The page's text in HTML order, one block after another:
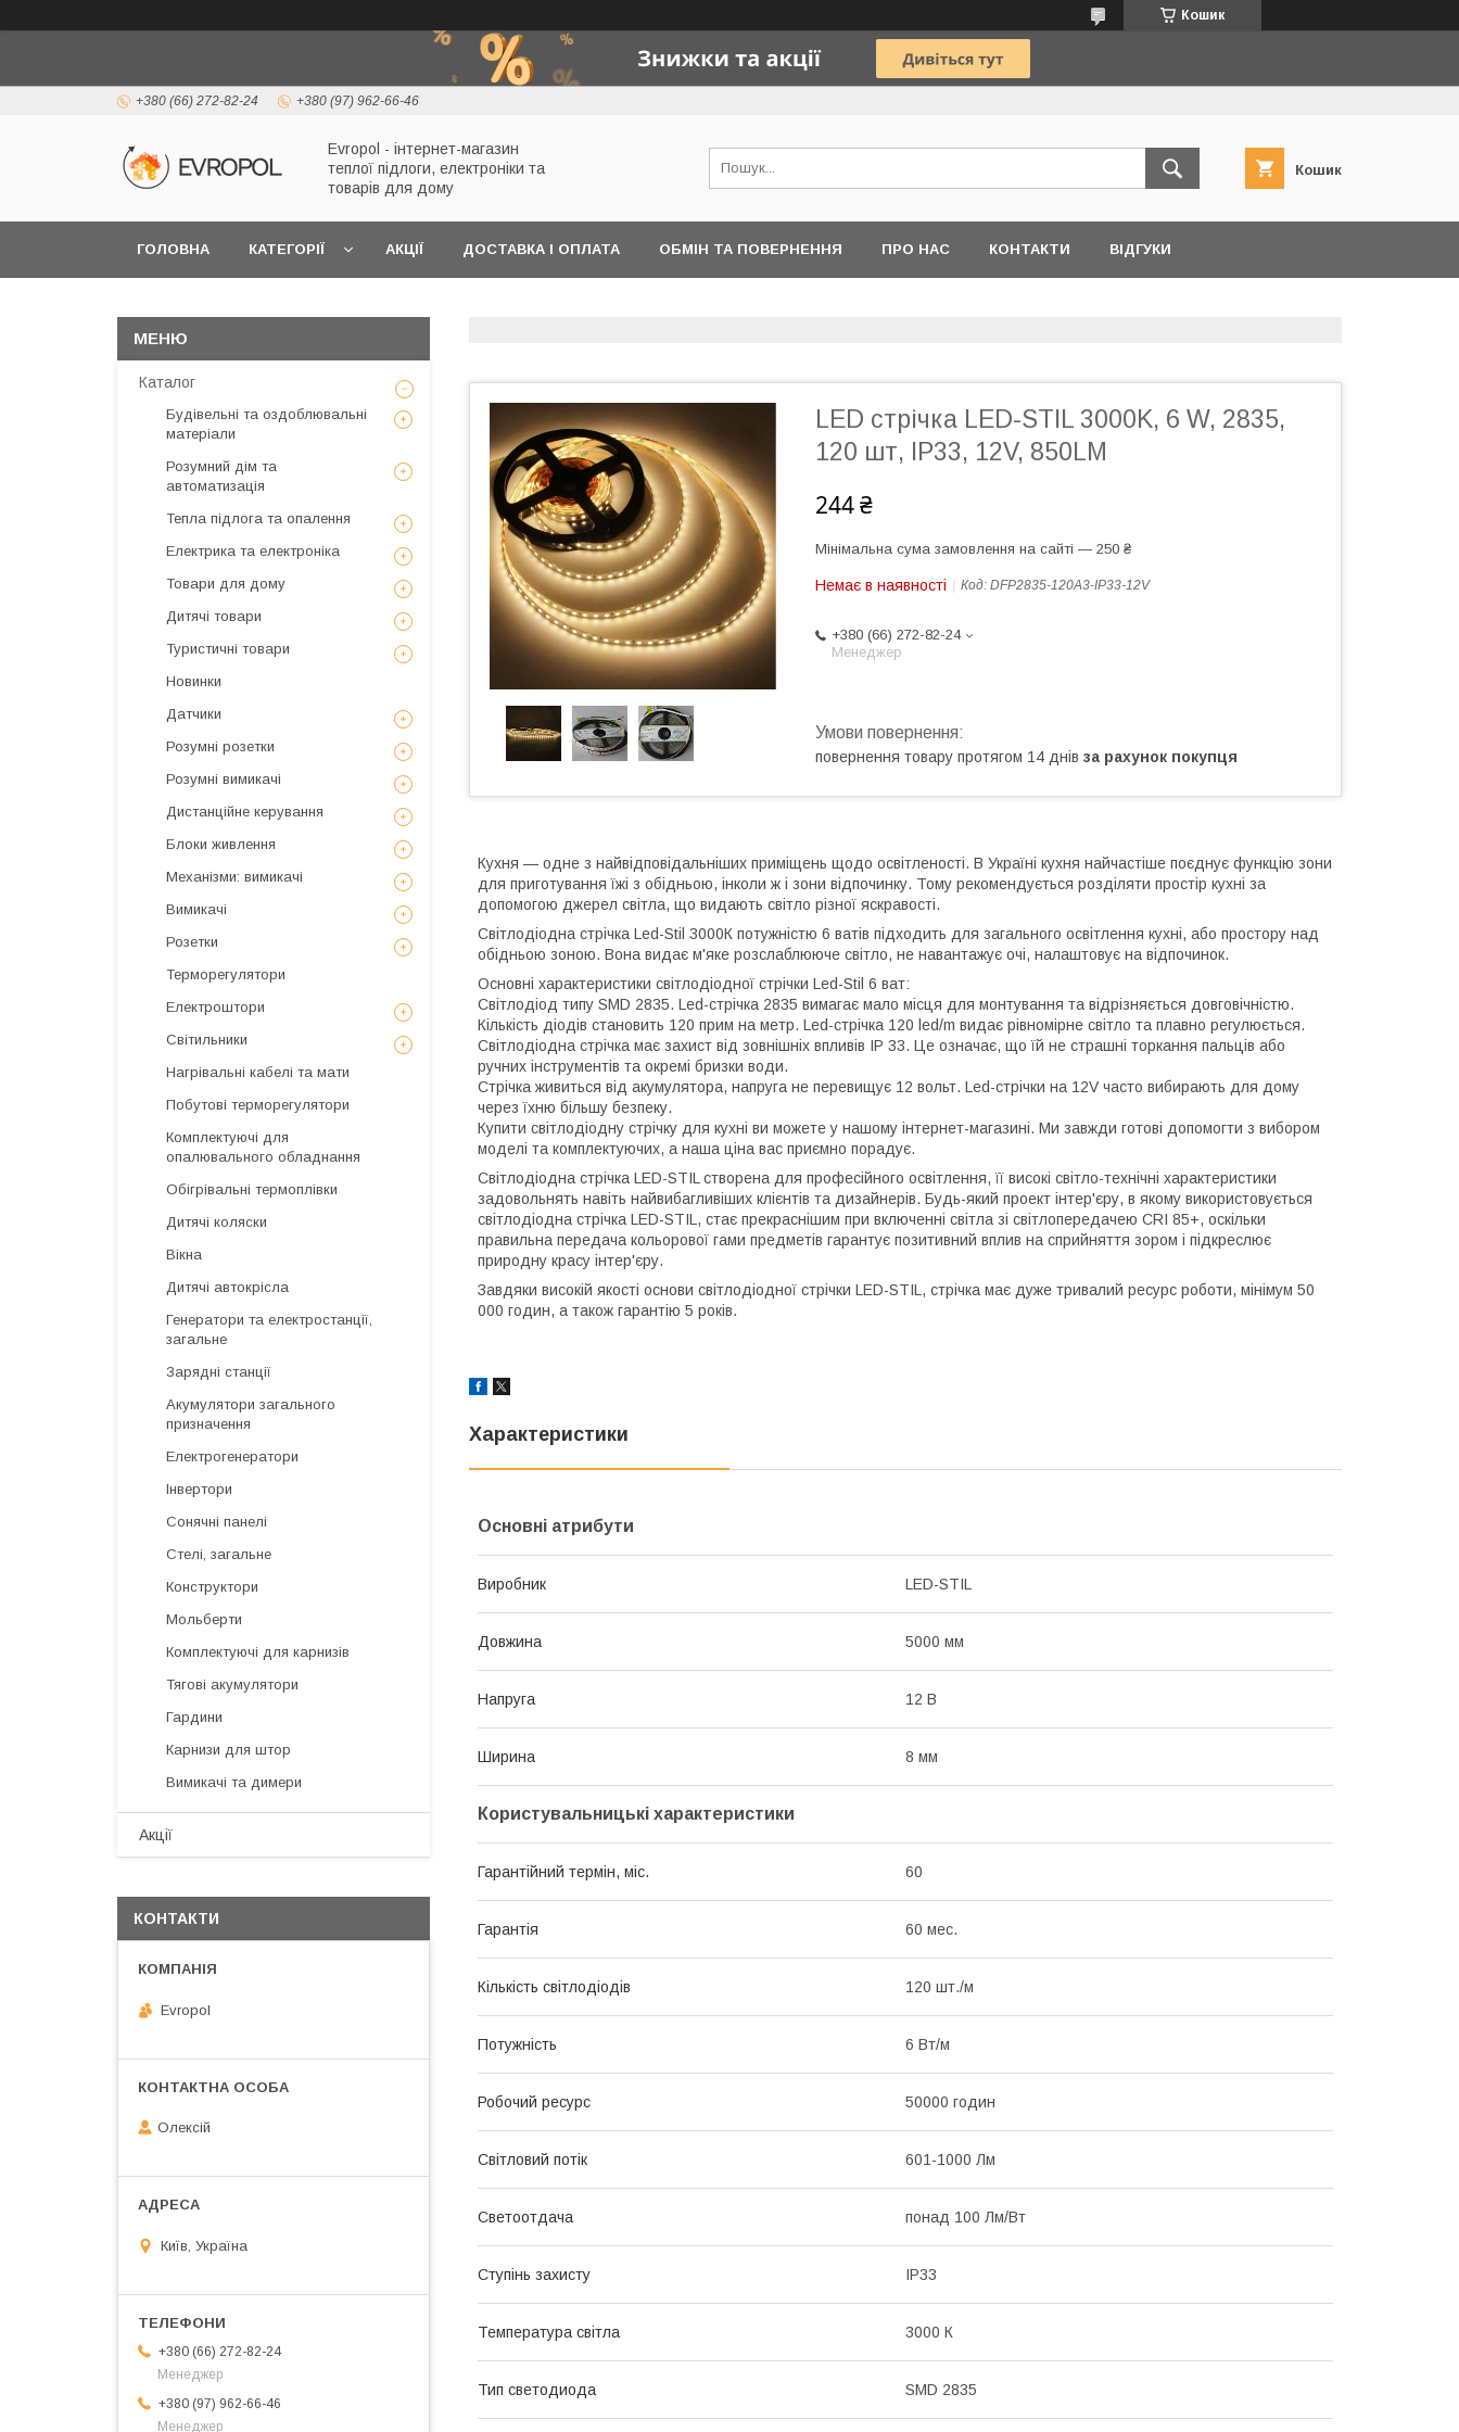
Кошик
+380 (66) 272-82-24 +380 (97) 962-66-46
Evropol - інтернет-магазин
теплої підлоги, електроніки та
товарів для дому
Кошик
ГОЛОВНА КАТЕГОРІЇ АКЦІЇ ДОСТАВКА І ОПЛАТА ОБМІН ТА ПОВЕРНЕННЯ ПРО НАС КОНТАКТИ ВІДГУКИ
LED стрічка LED-STIL 3000K, 6 W, 2835,
120 шт, IP33, 12V, 850LM
244 ₴
Мінімальна сума замовлення на сайті — 250 ₴
Немає в наявності Код: DFP2835-120A3-IP33-12V
+380 (66) 272-82-24
Менеджер
повернення товару протягом 14 днів за рахунок покупця
Кухня — одне з найвідповідальніших приміщень щодо освітленості. В Україні кухня найчастіше поєднує функцію зони
для приготування їжі з обідньою, інколи ж і зони відпочинку. Тому рекомендується розділяти простір кухні за
допомогою джерел світла, що видають світло різної яскравості.
Світлодіодна стрічка Led-Stil 3000К потужністю 6 ватів підходить для загального освітлення кухні, або простору над
обідньою зоною. Вона видає м'яке розслаблююче світло, не навантажує очі, налаштовує на відпочинок.
Основні характеристики світлодіодної стрічки Led-Stil 6 ват:
Світлодіод типу SMD 2835. Led-стрічка 2835 вимагає мало місця для монтування та відрізняється довговічністю.
Кількість діодів становить 120 прим на метр. Led-стрічка 120 led/m видає рівномірне світло та плавно регулюється.
Світлодіодна стрічка має захист від зовнішніх впливів IP 33. Це означає, що їй не страшні торкання пальців або
ручних інструментів та окремі бризки води.
Стрічка живиться від акумулятора, напруга не перевищує 12 вольт. Led-стрічки на 12V часто вибирають для дому
через їхню більшу безпеку.
Купити світлодіодну стрічку для кухні ви можете у нашому інтернет-магазині. Ми завжди готові допомогти з вибором
моделі та комплектуючих, а наша ціна вас приємно порадує.
Світлодіодна стрічка LED-STIL створена для професійного освітлення, її високі світло-технічні характеристики
задовольнять навіть найвибагливіших клієнтів та дизайнерів. Будь-який проект інтер'єру, в якому використовується
світлодіодна стрічка LED-STIL, стає прекраснішим при включенні світла зі світлопередачею CRI 85+, оскільки
правильна передача кольорової гами предметів гарантує позитивний вплив на сприйняття зором і підкреслює
природну красу інтер'єру.
Завдяки високій якості основи світлодіодної стрічки LED-STIL, стрічка має дуже тривалий ресурс роботи, мінімум 50
000 годин, а також гарантію 5 років.
Характеристики
Основні атрибути
Виробник LED-STIL
Довжина 5000 мм
Напруга 12 В
Ширина 8 мм
Користувальницькі характеристики
Гарантійний термін, міс. 60
Гарантія 60 мес.
Кількість світлодіодів 120 шт./м
Потужність 6 Вт/м
Робочий ресурс 50000 годин
Світловий потік 601-1000 Лм
Светоотдача понад 100 Лм/Вт
Ступінь захисту IP33
Температура світла 3000 К
Тип светодиода SMD 2835
Каталог
Будівельні та оздоблювальні
матеріали
Розумний дім та
автоматизація
Тепла підлога та опалення
Електрика та електроніка
Товари для дому
Дитячі товари
Туристичні товари
Новинки
Датчики
Розумні розетки
Розумні вимикачі
Дистанційне керування
Блоки живлення
Механізми: вимикачі
Вимикачі
Розетки
Терморегулятори
Електроштори
Світильники
Нагрівальні кабелі та мати
Побутові терморегулятори
Комплектуючі для
опалювального обладнання
Обігрівальні термоплівки
Дитячі коляски
Вікна
Дитячі автокрісла
Генератори та електростанції,
загальне
Зарядні станції
Акумулятори загального
призначення
Електрогенератори
Інвертори
Сонячні панелі
Стелі, загальне
Конструктори
Мольберти
Комплектуючі для карнизів
Тягові акумулятори
Гардини
Карнизи для штор
Вимикачі та димери
Акції
КОНТАКТИ
Evropol
Олексій
Київ, Україна
+380 (66) 272-82-24
Менеджер
+380 (97) 962-66-46
Менеджер